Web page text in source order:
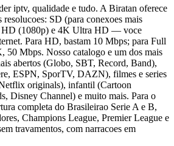
iptv, qualidade e tudo. A Biratan oferece
resolucoes: SD (para conexoes mais
HD (1080p) e 4K Ultra HD — voce
Para HD, bastam 10 Mbps; para Full
50 Mbps. Nosso catalogo e um dos mais
abertos (Globo, SBT, Record, Band),
ESPN, SporTV, DAZN), filmes e series
originals), infantil (Cartoon
Disney Channel) e muito mais. Para o
completa do Brasileirao Serie A e B,
Champions League, Premier League e
travamentos, com narracoes em